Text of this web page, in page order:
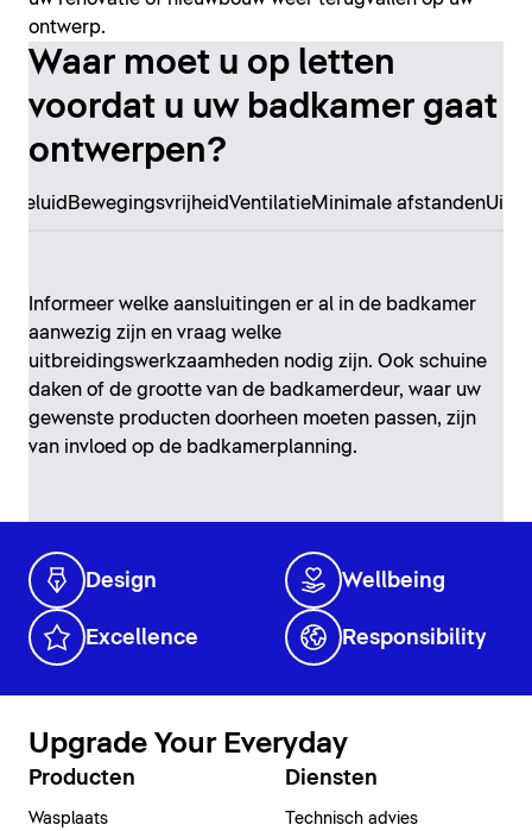
ontwerp.
Waar moet u op letten
voordat u uw badkamer gaat
ontwerpen?
Geluid BewegingsvrijheidVentilatieMinimale afstanden
Informeer welke aansluitingen er al in de badkamer
aanwezig zijn en vraag welke
uitbreidingswerkzaamheden nodig zijn. Ook schuine
daken of de grootte van de badkamerdeur, waar uw
gewenste producten doorheen moeten passen, zijn
van invloed op de badkamerplanning.
Design Wellbeing
Excellence Responsibility
Upgrade Your Everyday
Producten
Wasplaats
Diensten
Technisch advies